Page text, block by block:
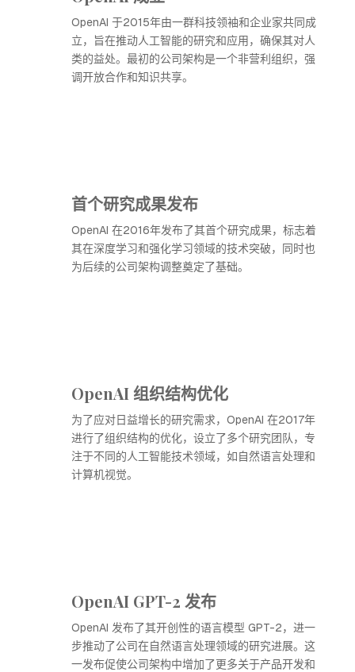
OpenAI 于2015年由一群科技领袖和企业家共同成
立，旨在推动人工智能的研究和应用，确保其对人
类的益处。最初的公司架构是一个非营利组织，强
调开放合作和知识共享。
首个研究成果发布
OpenAI 在2016年发布了其首个研究成果，标志着
其在深度学习和强化学习领域的技术突破，同时也
为后续的公司架构调整奠定了基础。
OpenAI 组织结构优化
为了应对日益增长的研究需求，OpenAI 在2017年
进行了组织结构的优化，设立了多个研究团队，专
注于不同的人工智能技术领域，如自然语言处理和
计算机视觉。
OpenAI GPT-2 发布
OpenAI 发布了其开创性的语言模型 GPT-2，进一
步推动了公司在自然语言处理领域的研究进展。这
一发布促使公司架构中增加了更多关于产品开发和